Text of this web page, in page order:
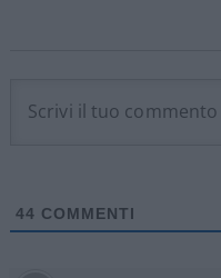
44 COMMENTI